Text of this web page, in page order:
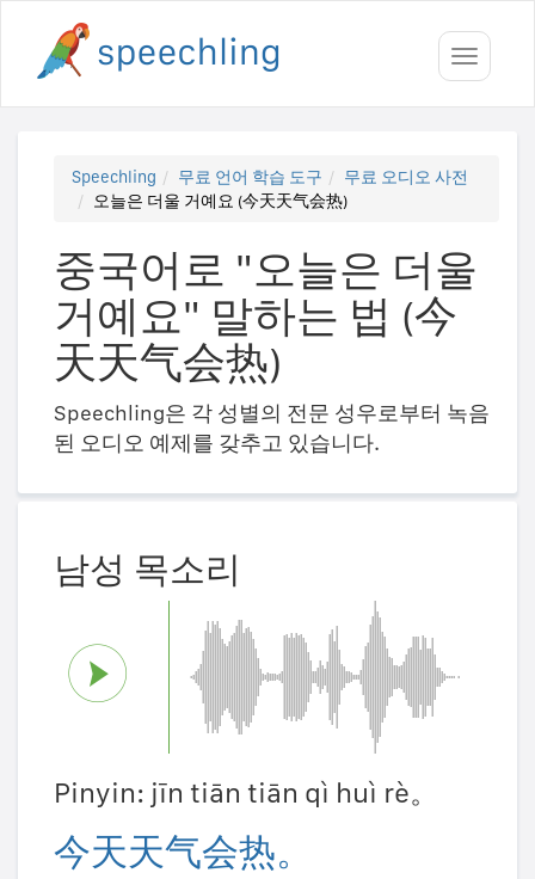
Toggle
Speechling 무료 언어 학습 도구
무료 오디오 사전
오늘은 더울 거예요 (今天天气会热)
중국어로 "오늘은 더울
거예요" 말하는 법 (今
天天气会热)
Speechling은 각 성별의 전문 성우로부터 녹음
된 오디오 예제를 갖추고 있습니다.
남성 목소리
Pinyin: jīn tiān tiān qì huì rè。
今天天气会热。